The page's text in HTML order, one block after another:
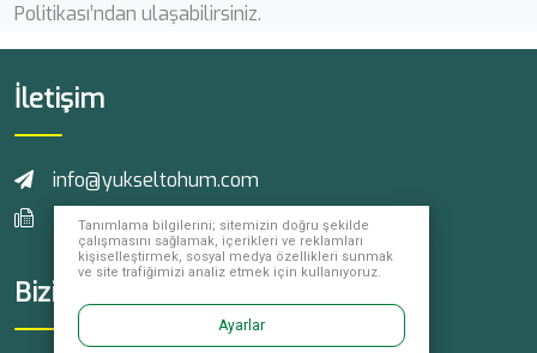
Politikası’ndan ulaşabilirsiniz.
İletişim
info@yukseltohum.com
+90 242 461 23 93
Bizi Takip Edin
Tanımlama bilgilerini; sitemizin doğru şekilde
çalışmasını sağlamak, içerikleri ve reklamları
kişiselleştirmek, sosyal medya özellikleri sunmak
ve site trafiğimizi analiz etmek için kullanıyoruz.
Ayarlar